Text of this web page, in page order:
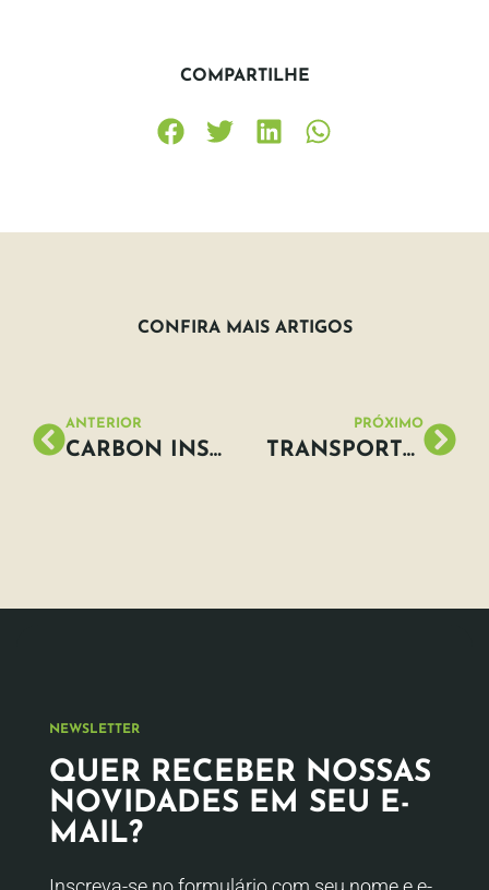
COMPARTILHE
CONFIRA MAIS ARTIGOS
ANTERIOR
CARBON INSETTING VS CARBON OFFSET: TUDO O QUE VOCÊ PRECISA SABER
PRÓXIMO
TRANSPORTE SUSTENTÁVEL PARA UM FUTURO SUSTENTÁVEL
NEWSLETTER
QUER RECEBER NOSSAS
NOVIDADES EM SEU E-
MAIL?